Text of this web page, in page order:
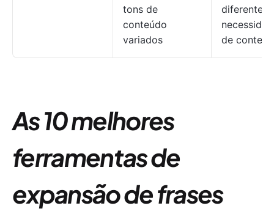
tons de
conteúdo
variados
diferentes
de
As 10 melhores
ferramentas de
expansão de frases